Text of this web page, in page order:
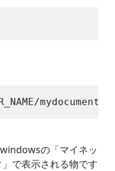
の「マイネッ
で表示される物です